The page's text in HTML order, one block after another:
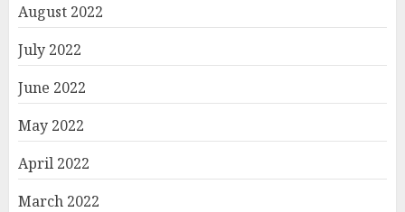
August 2022
July 2022
June 2022
May 2022
April 2022
March 2022